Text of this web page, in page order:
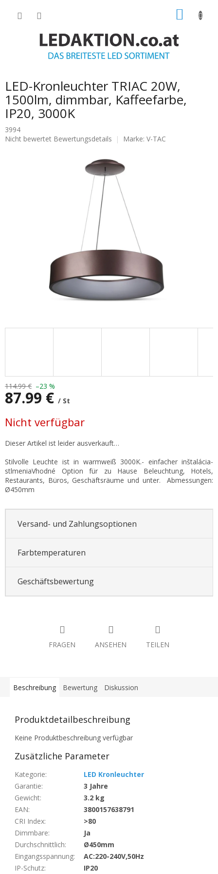
LED-Kronleuchter TRIAC 20W,
1500lm, dimmbar, Kaffeefarbe,
IP20, 3000K
3994
Die
Nicht bewertet Bewertungsdetails Marke: V-TAC
114.99 € –23 %
87.99 € / St
Nicht verfügbar
Dieser Artikel ist leider ausverkauft…
Stilvolle Leuchte ist in warmweiß 3000K.- einfacher inštalácia-
stlmeniaVhodné Option für zu Hause Beleuchtung, Hotels,
Restaurants, Büros, Geschäftsräume und unter. Abmessungen:
Ø450mm
Versand- und Zahlungsoptionen
Farbtemperaturen
Geschäftsbewertung
FRAGEN ANSEHEN TEILEN
Beschreibung Bewertung Diskussion
Produktdetailbeschreibung
Keine Produktbeschreibung verfügbar
Zusätzliche Parameter
Kategorie:
LED Kronleuchter
Garantie:
3 Jahre
Gewicht:
3.2 kg
EAN:
3800157638791
CRI Index:
>80
Dimmbare:
Ja
Durchschnittlich:
Ø450mm
Eingangsspannung:
AC:220-240V,50Hz
IP-Schutz: IP20